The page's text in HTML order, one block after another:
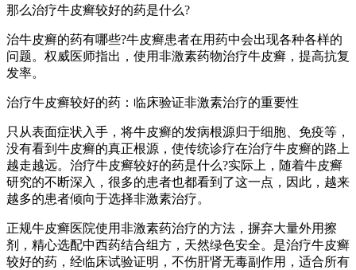
那么治疗牛皮癣较好的药是什么?
治牛皮癣的药有哪些?牛皮癣患者在用药中会出现各种各样的
问题。权威医师指出，使用非激素药物治疗牛皮癣，提高抗复
发率。
治疗牛皮癣较好的药：临床验证非激素治疗的重要性
只从表面症状入手，将牛皮癣的发病根源归于细胞、免疫等，
没有看到牛皮癣的真正根源，使传统诊疗在治疗牛皮癣的路上
越走越远。治疗牛皮癣较好的药是什么?实际上，随着牛皮癣
研究的不断深入，很多的患者也都看到了这一点，因此，越来
越多的患者倾向于选择非激素治疗。
正规牛皮癣医院使用非激素药治疗的方法，摒弃大量外用擦
剂，精心选配中西药结合组方，天然绿色安全。是治疗牛皮癣
较好的药，经临床试验证明，不伤肝肾无毒副作用，适合所有